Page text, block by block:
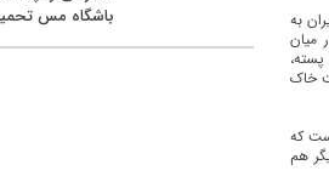
محصول پسته ایران به
در میان
باغ پسته،
خاک
كه
هم
باشگاه مس